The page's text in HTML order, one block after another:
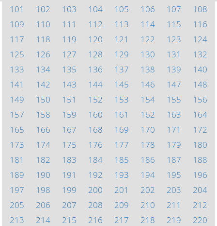
101
102 103 104 105 106 107
108
109
110 111 112 113 114 115
116
117
118 119 120 121 122 123
124
125
126 127 128 129 130 131
132
133
134 135 136 137 138 139
140
141
142 143 144 145 146 147
148
149
150 151 152 153 154 155
156
157
158 159 160 161 162 163
164
165
166 167 168 169 170 171
172
173
174 175 176 177 178 179
180
181
182 183 184 185 186 187
188
189
190 191 192 193 194 195
196
197
198 199 200 201 202 203
204
205
206 207 208 209 210 211
212
213
214 215 216 217 218 219
220